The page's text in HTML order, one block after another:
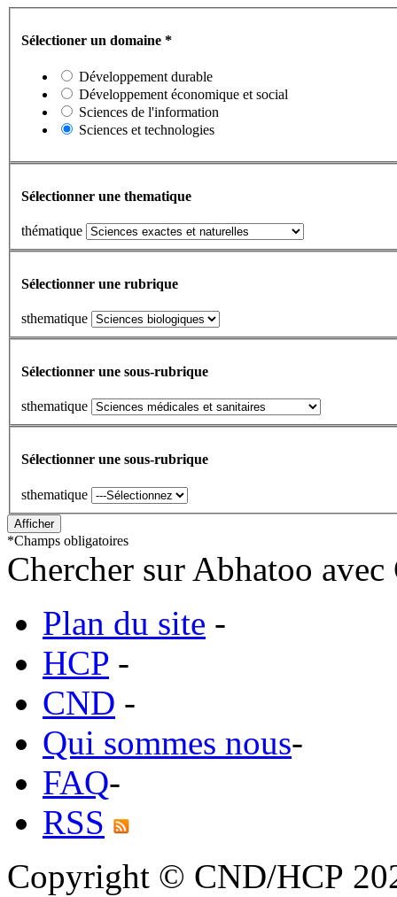
Sélectioner un domaine *
Développement durable
Développement économique et social
Sciences de l'information
Sciences et technologies
Sélectionner une thematique
thématique
Sélectionner une rubrique
sthematique
Sélectionner une sous-rubrique
sthematique
Sélectionner une sous-rubrique
sthematique
*Champs obligatoires
Chercher sur Abhatoo
Plan du site -
HCP -
CND -
Qui sommes nous-
FAQ-
RSS
Copyright © CND/HCP